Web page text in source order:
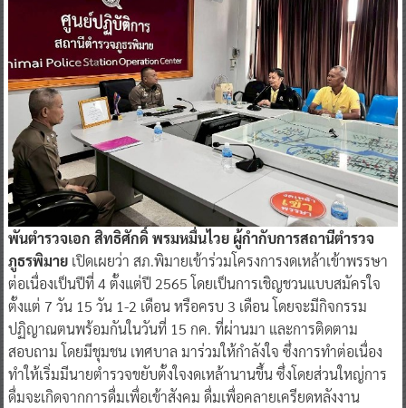
พันตำรวจเอก สิทธิศักดิ์ พรมหมื่นไวย ผู้กำกับการสถานีตำรวจ
ภูธรพิมายเปิดเผยว่า สภ.พิมายเข้าร่วมโครงการงดเหล้าเข้าพรรษา
ต่อเนื่องเป็นปีที่ 4 ตั้งแต่ปี 2565 โดยเป็นการเชิญชวนแบบสมัครใจ
ตั้งแต่ 7 วัน 15 วัน 1-2 เดือน หรือครบ 3 เดือน โดยจะมีกิจกรรม
ปฏิญาณตนพร้อมกันในวันที่ 15 กค. ที่ผ่านมา และการติดตาม
สอบถาม โดยมีชุมชน เทศบาล มาร่วมให้กำลังใจ ซึ่งการทำต่อเนื่อง
ทำให้เริ่มมีนายตำรวจขยับตั้งใจงดเหล้านานขึ้น ซึ่งโดยส่วนใหญ่การ
ดื่มจะเกิดจากการดื่มเพื่อเข้าสังคม ดื่มเพื่อคลายเครียดหลังงาน